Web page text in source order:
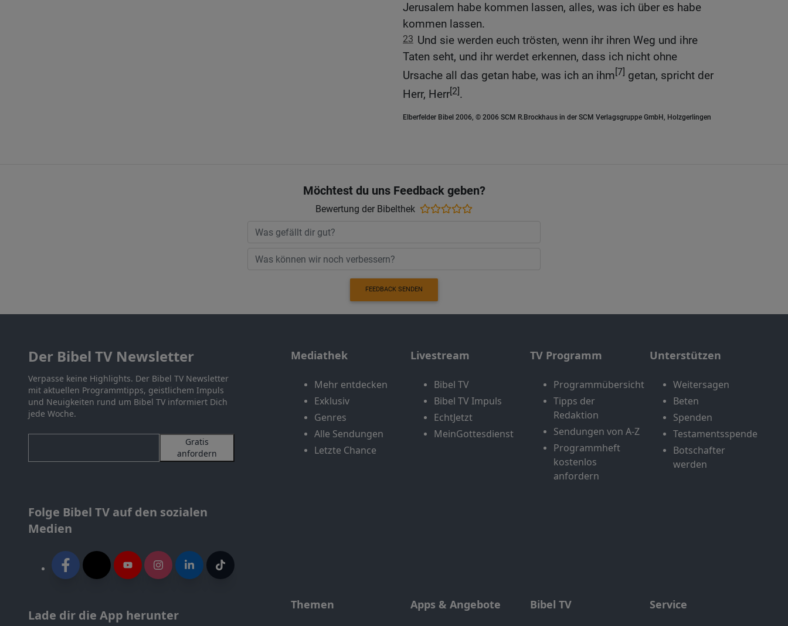
Jerusalem habe kommen lassen, alles, was ich über es habe
kommen lassen.
23 Und sie werden euch trösten, wenn ihr ihren Weg und ihre
Taten seht, und ihr werdet erkennen, dass ich nicht ohne
Ursache all das getan habe, was ich an ihm[7] getan, spricht der
Herr, Herr[2].
Elberfelder Bibel 2006, © 2006 SCM R.Brockhaus in der SCM Verlagsgruppe GmbH, Holzgerlingen
Möchtest du uns Feedback geben?
Bewertung der Bibelthek
FEEDBACK SENDEN
Der Bibel TV Newsletter
Verpasse keine Highlights. Der Bibel TV Newsletter
mit aktuellen Programmtipps, geistlichem Impuls
und Neuigkeiten rund um Bibel TV informiert Dich
jede Woche.
Gratis
anfordern
Folge Bibel TV auf den sozialen
Medien
Lade dir die App herunter
Mediathek
Mehr entdecken
Exklusiv
Genres
Alle Sendungen
Letzte Chance
Livestream
Bibel TV
Bibel TV Impuls
EchtJetzt
MeinGottesdienst
TV Programm
Programmübersicht
Tipps der
Redaktion
Sendungen von A-Z
Programmheft
kostenlos
anfordern
Unterstützen
Weitersagen
Beten
Spenden
Testamentsspende
Botschafter
werden
Themen Apps & Angebote Bibel TV Service